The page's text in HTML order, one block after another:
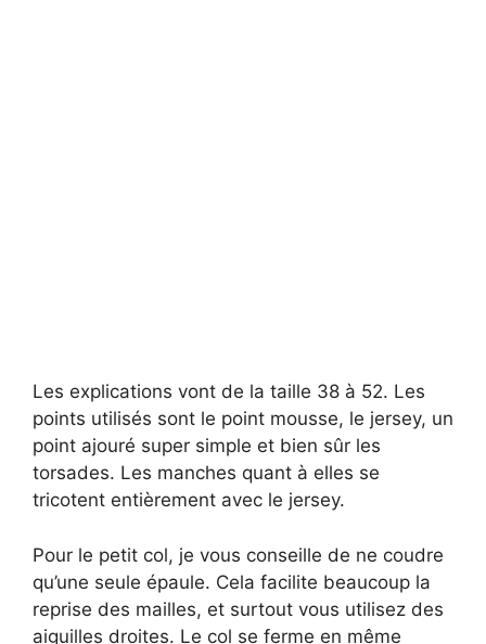
Les explications vont de la taille 38 à 52. Les
points utilisés sont le point mousse, le jersey, un
point ajouré super simple et bien sûr les
torsades. Les manches quant à elles se
tricotent entièrement avec le jersey.
Pour le petit col, je vous conseille de ne coudre
qu’une seule épaule. Cela facilite beaucoup la
reprise des mailles, et surtout vous utilisez des
aiguilles droites. Le col se ferme en même